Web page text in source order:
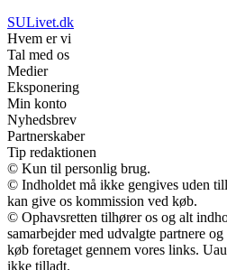
SULivet.dk
Hvem er vi
Tal med os
Medier
Eksponering
Min konto
Nyhedsbrev
Partnerskaber
Tip redaktionen
© Kun til personlig brug.
© Indholdet må ikke gengives uden
kan give os kommission ved køb.
© Ophavsretten tilhører os og alt
samarbejder med udvalgte partnere
køb foretaget gennem vores links.
ikke tilladt.